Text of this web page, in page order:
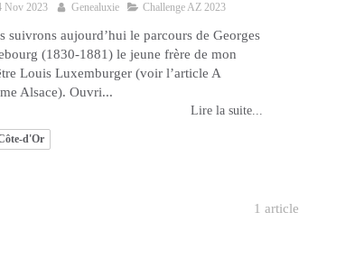
Nov 2023 Genealuxie Challenge AZ 2023
suivrons aujourd’hui le parcours de Georges
(1830-1881) le jeune frère de mon
Louis Luxemburger (voir l’article A
Alsace). Ouvri...
Lire la suite...
d'Or
1 article